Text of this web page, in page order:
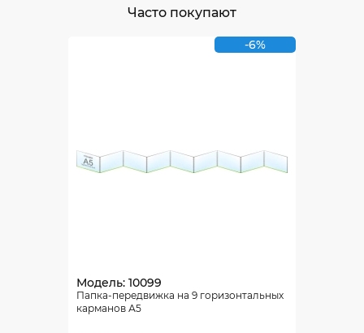
Часто покупают
-6%
Модель: 10099
Папка-передвижка на 9 горизонтальных
карманов А5